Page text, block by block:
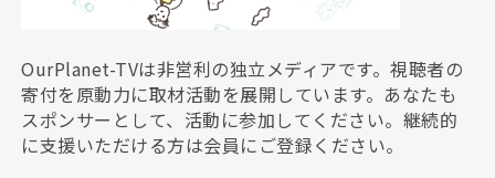
OurPlanet-TVは非営利の独立メディアです。視聴者の
寄付を原動力に取材活動を展開しています。あなたも
スポンサーとして、活動に参加してください。継続的
に支援いただける方は会員にご登録ください。